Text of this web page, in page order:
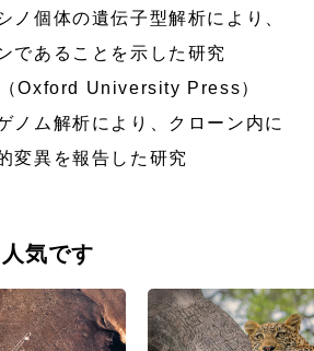
個体の遺伝子型解析により、
であることを示した研究
Oxford University Press）
ノム解析により、クローン内に
変異を報告した研究
気です